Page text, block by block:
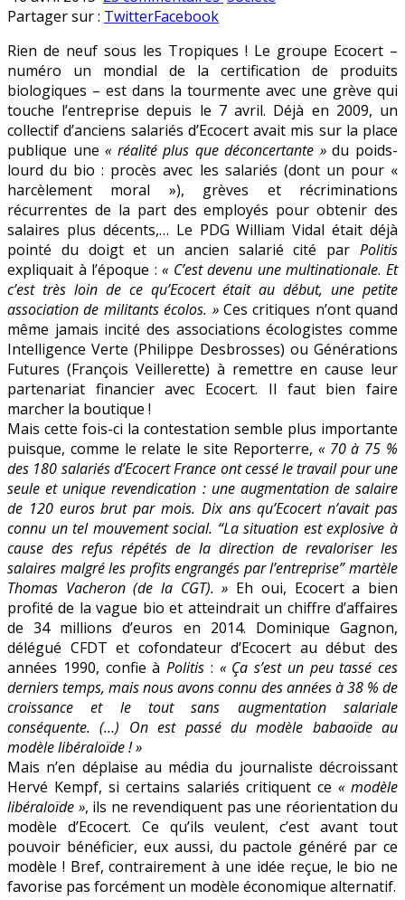
chez
Ecocert
Partager sur : TwitterFacebook
Rien de neuf sous les Tropiques ! Le groupe Ecocert –
numéro un mondial de la certification de produits
biologiques – est dans la tourmente avec une grève qui
touche l’entreprise depuis le 7 avril. Déjà en 2009, un
collectif d’anciens salariés d’Ecocert avait mis sur la place
publique une« réalité plus que déconcertante »du poids-
lourd du bio : procès avec les salariés (dont un pour «
harcèlement moral »), grèves et récriminations
récurrentes de la part des employés pour obtenir des
salaires plus décents,… Le PDG William Vidal était déjà
pointé du doigt et un ancien salarié cité par Politis
expliquait à l’époque :« C’est devenu une multinationale.Et
c’est très loin de ce qu’Ecocert était au début, une petite
association de militants écolos. »Ces critiques n’ont quand
même jamais incité des associations écologistes comme
Intelligence Verte (Philippe Desbrosses) ou Générations
Futures (François Veillerette) à remettre en cause leur
partenariat financier avec Ecocert. Il faut bien faire
marcher la boutique !
Mais cette fois-ci la contestation semble plus importante
puisque, comme le relate le site Reporterre, « 70 à 75 %
des 180 salariés d’Ecocert France ont cessé le travail pour une
seule et unique revendication : une augmentation de salaire
de 120 euros brut par mois. Dix ans qu’Ecocert n’avait pas
connu un tel mouvement social. “La situation est explosive à
cause des refus répétés de la direction de revaloriser les
salaires malgré les profits engrangés par l’entreprise”martèle
Thomas Vacheron (de la CGT). » Eh oui, Ecocert a bien
profité de la vague bio et atteindrait un chiffre d’affaires
de 34 millions d’euros en 2014. Dominique Gagnon,
délégué CFDT et cofondateur d’Ecocert au début des
années 1990, confie à Politis : « Ça s’est un peu tassé ces
derniers temps, mais nous avons connu des années à 38 % de
croissance et le tout sans augmentation salariale
conséquente. (…) On est passé du modèle babaoïde au
modèle libéraloïde ! »
Mais n’en déplaise au média du journaliste décroissant
Hervé Kempf, si certains salariés critiquent ce « modèle
libéraloïde », ils ne revendiquent pas une réorientation du
modèle d’Ecocert. Ce qu’ils veulent, c’est avant tout
pouvoir bénéficier, eux aussi, du pactole généré par ce
modèle ! Bref, contrairement à une idée reçue, le bio ne
favorise pas forcément un modèle économique alternatif.